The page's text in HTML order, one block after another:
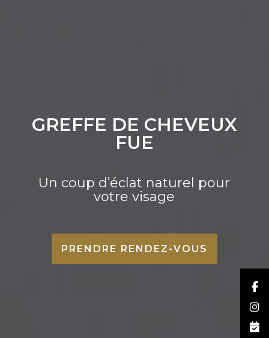
GREFFE DE CHEVEUX
FUE
Un coup d’éclat naturel pour
votre visage
PRENDRE RENDEZ-VOUS